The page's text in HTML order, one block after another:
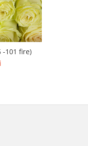
101 fire)